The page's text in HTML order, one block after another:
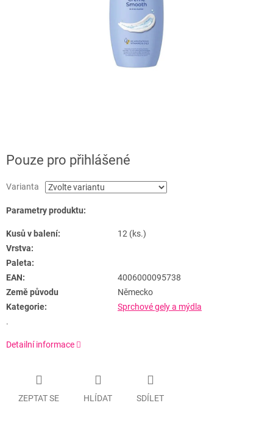
Pouze pro přihlášené
Varianta
Parametry produktu:
Kusů v balení:
12 (ks.)
Vrstva:
Paleta:
EAN:
4006000095738
Země původu
Německo
Kategorie:
Sprchové gely a mýdla
.
Detailní informace
ZEPTAT SE HLÍDAT SDÍLET